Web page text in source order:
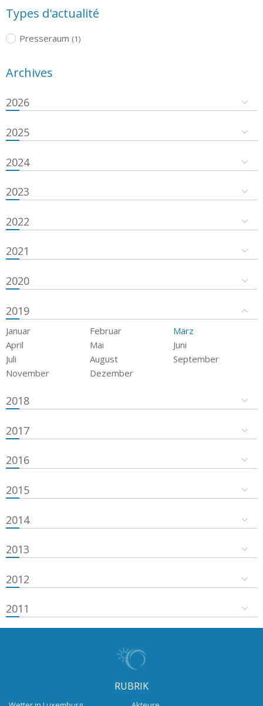
Types d'actualité
Presseraum (1)
Archives
2026
2025
2024
2023
2022
2021
2020
2019
Januar Februar
März
April
Mai
Juni
Juli
August
September
November
Dezember
2018
2017
2016
2015
2014
2013
2012
2011
RUBRIK